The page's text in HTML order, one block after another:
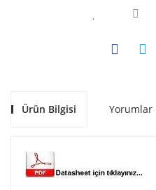
Ürün Bilgisi Yorumlar